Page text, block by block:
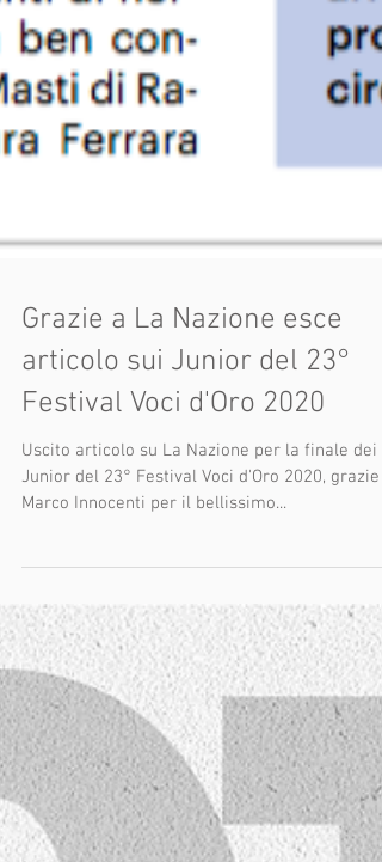
Grazie a La Nazione esce
articolo sui Junior del 23°
Junior del 23° Festival Voci d'Oro 2020, grazie a
Marco Innocenti per il bellissimo...